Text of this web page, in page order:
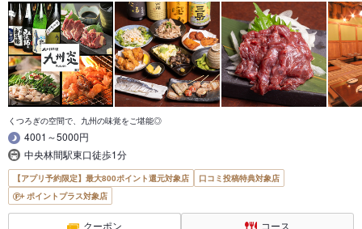
くつろぎの空間で、九州の味覚をご堪能◎
4001～5000円
中央林間駅東口徒歩1分
【アプリ予約限定】最大800ポイント還元対象店
口コミ投稿特典対象店
ポイントプラス対象店
クーポン コース